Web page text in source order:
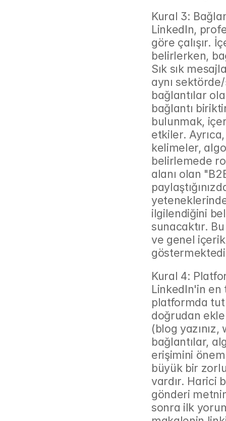
Kural 3:
LinkedIn,
göre çalışır.
belirlerken,
Sık sık
aynı
bağlantılar
bağlantı
bulunmak,
etkiler.
kelimeler,
belirlemede
alanı olan
ilgilendiğini
sunacaktır.
ve genel
Kural 4:
LinkedIn'in en
platformda
doğrudan
(blog
bağlantılar,
erişimini
büyük bir
vardır. Harici
gönderi
sonra ilk